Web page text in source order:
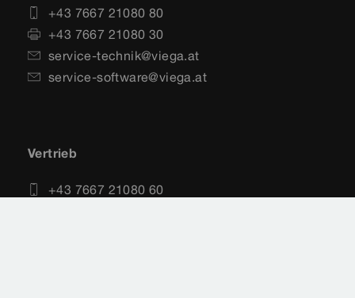
+43 7667 21080 80
+43 7667 21080 30
service-technik@viega.at
service-software@viega.at
Vertrieb
+43 7667 21080 60